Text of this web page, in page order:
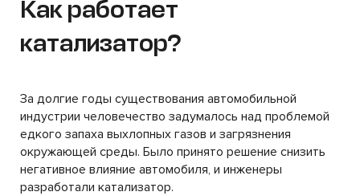
Как работает
катализатор?
За долгие годы существования автомобильной
индустрии человечество задумалось над проблемой
едкого запаха выхлопных газов и загрязнения
окружающей среды. Было принято решение снизить
негативное влияние автомобиля, и инженеры
разработали катализатор.